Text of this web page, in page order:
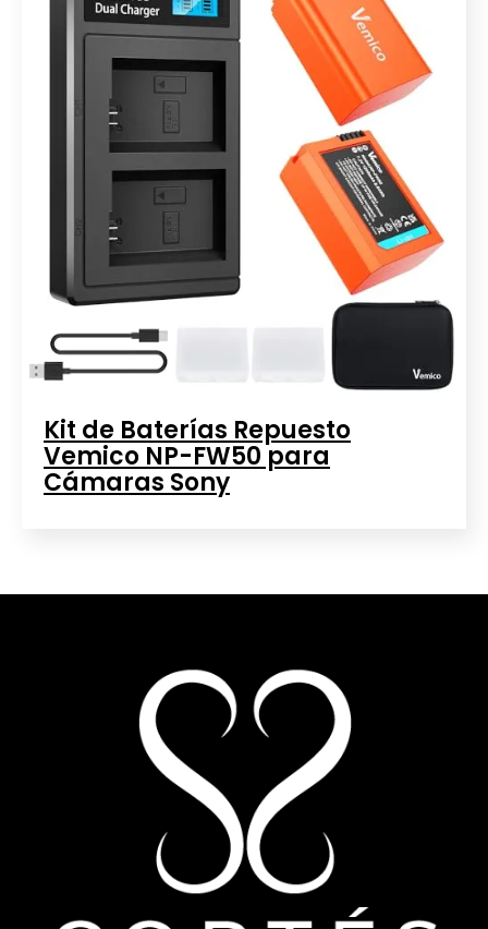
Kit de Baterías Repuesto
Vemico NP-FW50 para
Cámaras Sony